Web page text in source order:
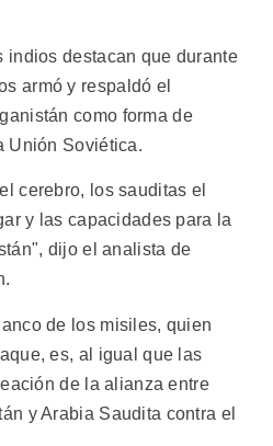
indios destacan que durante
armó y respaldó el
como forma de
Unión Soviética.
cerebro, los sauditas el
y las capacidades para la
dijo el analista de
de los misiles, quien
es, al igual que las
de la alianza entre
y Arabia Saudita contra el